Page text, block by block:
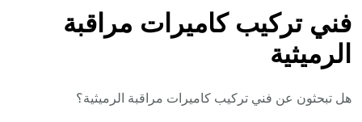
فني تركيب كاميرات مراقبة
الرميثية
هل تبحثون عن فني تركيب كاميرات مراقبة الرميثية؟